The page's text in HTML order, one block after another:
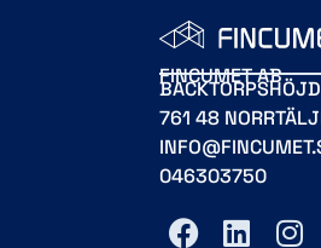
FINCUMET AB
761 48
046303750